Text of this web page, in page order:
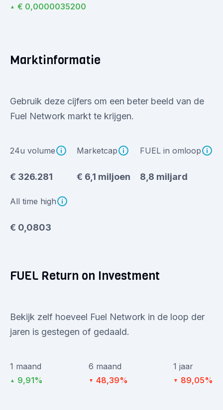
▲ € 0,0000035200
Marktinformatie
Gebruik deze cijfers om een beter beeld van de
Fuel Network markt te krijgen.
24u volume
€ 326.281
Marketcap
€ 6,1 miljoen
FUEL in omloop
8,8 miljard
All time high
€ 0,0803
FUEL Return on Investment
Bekijk zelf hoeveel Fuel Network in de loop der
jaren is gestegen of gedaald.
1 maand
▲ 9,91%
6 maand
▼ 48,39%
1 jaar
▼ 89,05%